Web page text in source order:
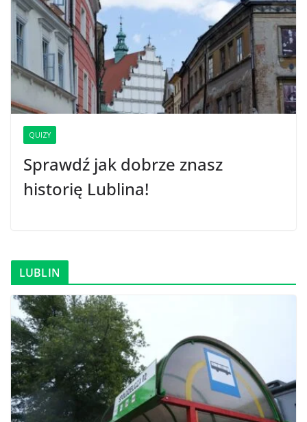
QUIZY
Sprawdź jak dobrze znasz
historię Lublina!
LUBLIN